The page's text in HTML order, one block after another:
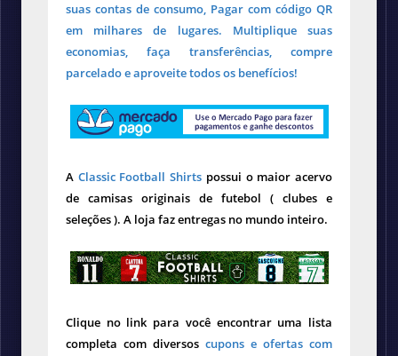
suas contas de consumo, Pagar com código QR
em milhares de lugares. Multiplique suas
economias, faça transferências, compre
parcelado e aproveite todos os benefícios!
A Classic Football Shirts possui o maior acervo
de camisas originais de futebol ( clubes e
seleções ). A loja faz entregas no mundo inteiro.
Clique no link para você encontrar uma lista
completa com diversos cupons e ofertas com